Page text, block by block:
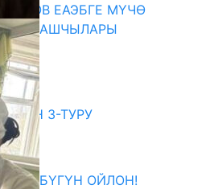
ЕАЭБГЕ МҮЧӨ
БАШЧЫЛАРЫ
3-ТУРУ
БҮГҮН ОЙЛОН!